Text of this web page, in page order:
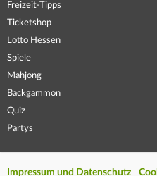
Freizeit-Tipps
Ticketshop
Lotto Hessen
Spiele
Mahjong
Backgammon
Quiz
Partys
Impressum und Datenschutz